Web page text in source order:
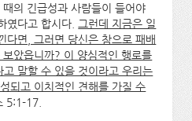
의 긴급성과 사람들이 들어야
였다고 합시다.
그런데 지금은 일
다면, 그러면 당신은 참으로 패배
았읍니까? 이 양심적인 행로를
고 말할 수 있을 것이라고 우리는
되고 이치적인 견해를 가질 수
5:1-17.